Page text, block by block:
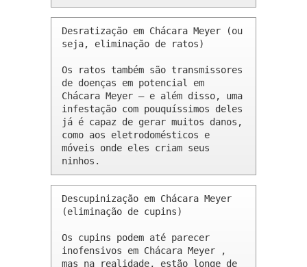
Desratização em Chácara Meyer (ou
seja, eliminação de ratos)
Os ratos também são transmissores
de doenças em potencial em
Chácara Meyer – e além disso, uma
infestação com pouquíssimos deles
já é capaz de gerar muitos danos,
como aos eletrodomésticos e
móveis onde eles criam seus
ninhos.
Descupinização em Chácara Meyer
(eliminação de cupins)
Os cupins podem até parecer
inofensivos em Chácara Meyer ,
mas na realidade, estão longe de